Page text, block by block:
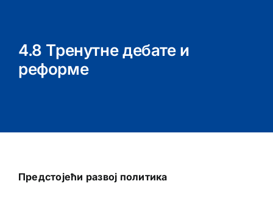
4.8 Тренутне дебате и
реформе
Предстојећи развој политика